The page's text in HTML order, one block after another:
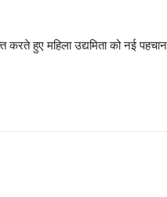
करते हुए महिला उद्यमिता को नई